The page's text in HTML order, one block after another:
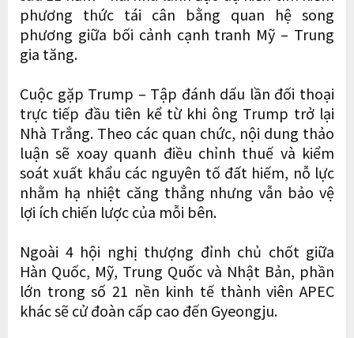
phương thức tái cân bằng quan hệ song
phương giữa bối cảnh cạnh tranh Mỹ – Trung
gia tăng.
Cuộc gặp Trump – Tập đánh dấu lần đối thoại
trực tiếp đầu tiên kể từ khi ông Trump trở lại
Nhà Trắng. Theo các quan chức, nội dung thảo
luận sẽ xoay quanh điều chỉnh thuế và kiểm
soát xuất khẩu các nguyên tố đất hiếm, nỗ lực
nhằm hạ nhiệt căng thẳng nhưng vẫn bảo vệ
lợi ích chiến lược của mỗi bên.
Ngoài 4 hội nghị thượng đỉnh chủ chốt giữa
Hàn Quốc, Mỹ, Trung Quốc và Nhật Bản, phần
lớn trong số 21 nền kinh tế thành viên APEC
khác sẽ cử đoàn cấp cao đến Gyeongju.